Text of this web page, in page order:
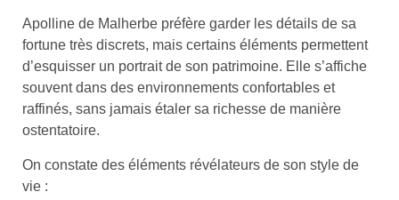
Apolline de Malherbe préfère garder les détails de sa
fortune très discrets, mais certains éléments permettent
d’esquisser un portrait de son patrimoine. Elle s’affiche
souvent dans des environnements confortables et
raffinés, sans jamais étaler sa richesse de manière
ostentatoire.
On constate des éléments révélateurs de son style de
vie :